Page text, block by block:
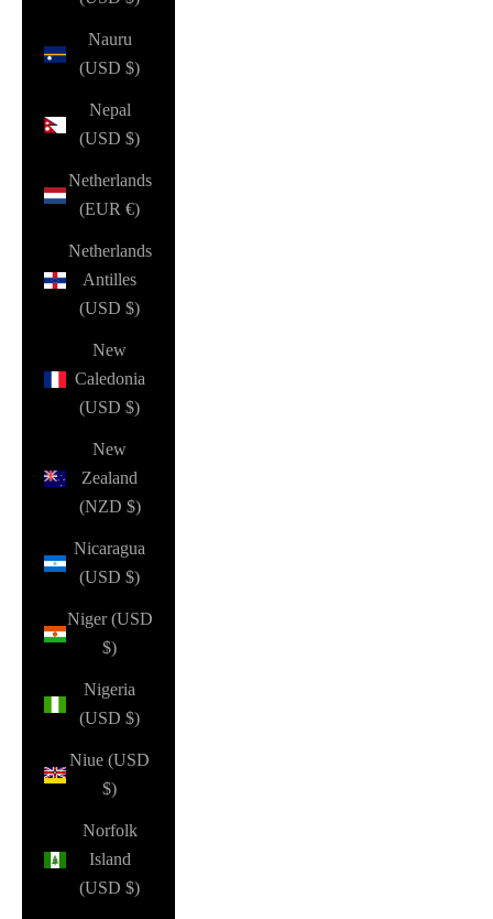
Nauru
(USD $)
Nepal
(USD $)
Netherlands
(EUR €)
Netherlands
Antilles
(USD $)
New
Caledonia
(USD $)
New
Zealand
(NZD $)
Nicaragua
(USD $)
Niger (USD
$)
Nigeria
(USD $)
Niue (USD
$)
Norfolk
Island
(USD $)